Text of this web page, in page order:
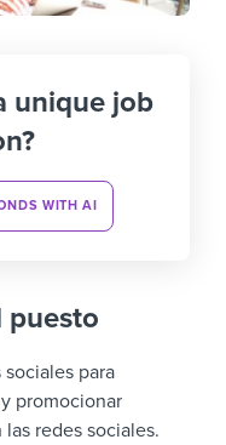
unique job
WITH AI
puesto
para
promocionar
redes sociales.